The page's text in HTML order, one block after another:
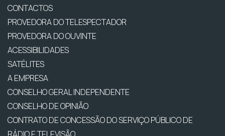
CONTACTOS
PROVEDORA DO TELESPECTADOR
PROVEDORA DO OUVINTE
ACESSIBILIDADES
SATÉLITES
A EMPRESA
CONSELHO GERAL INDEPENDENTE
CONSELHO DE OPINIÃO
CONTRATO DE CONCESSÃO DO SERVIÇO PÚBLICO DE
RÁDIO E TELEVISÃO